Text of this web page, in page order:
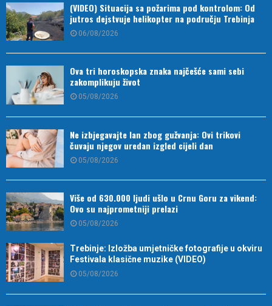
(VIDEO) Situacija sa požarima pod kontrolom: Od
jutros dejstvuje helikopter na području Trebinja
06/08/2026
Ova tri horoskopska znaka najčešće sami sebi
zakomplikuju život
05/08/2026
Ne izbjegavajte lan zbog gužvanja: Ovi trikovi
čuvaju njegov uredan izgled cijeli dan
05/08/2026
Više od 630.000 ljudi ušlo u Crnu Goru za vikend:
Ovo su najprometniji prelazi
05/08/2026
Trebinje: Izložba umjetničke fotografije u okviru
Festivala klasične muzike (VIDEO)
05/08/2026